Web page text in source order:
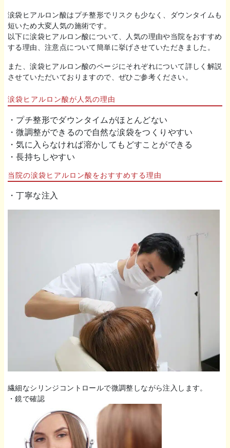
涙袋ヒアルロン酸はプチ整形でリスクも少なく、ダウンタイムも
短いため大変人気の施術です。
以下に涙袋ヒアルロン酸について、人気の理由や当院をおすすめ
する理由、注意点について簡単に挙げさせていただきました。
また、涙袋ヒアルロン酸のページにそれぞれについて詳しく解説
させていただいておりますので、ぜひご参考ください。
涙袋ヒアルロン酸が人気の理由
・プチ整形でダウンタイムがほとんどない
・微調整ができるので自然な涙袋をつくりやすい
・気に入らなければ溶かしてもどすことができる
・長持ちしやすい
当院の涙袋ヒアルロン酸をおすすめする理由
・丁寧な注入
繊細なシリンジコントロールで微調整しながら注入します。
・鏡で確認